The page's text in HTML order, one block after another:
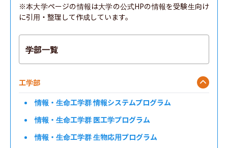
※本大学ページの情報は大学の公式HPの情報を受験生向け
に引用・整理して作成しています。
学部一覧
工学部
情報・生命工学群 情報システムプログラム
情報・生命工学群 医工学プログラム
情報・生命工学群 生物応用プログラム